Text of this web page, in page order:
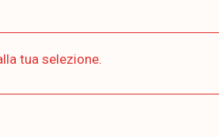
tua selezione.